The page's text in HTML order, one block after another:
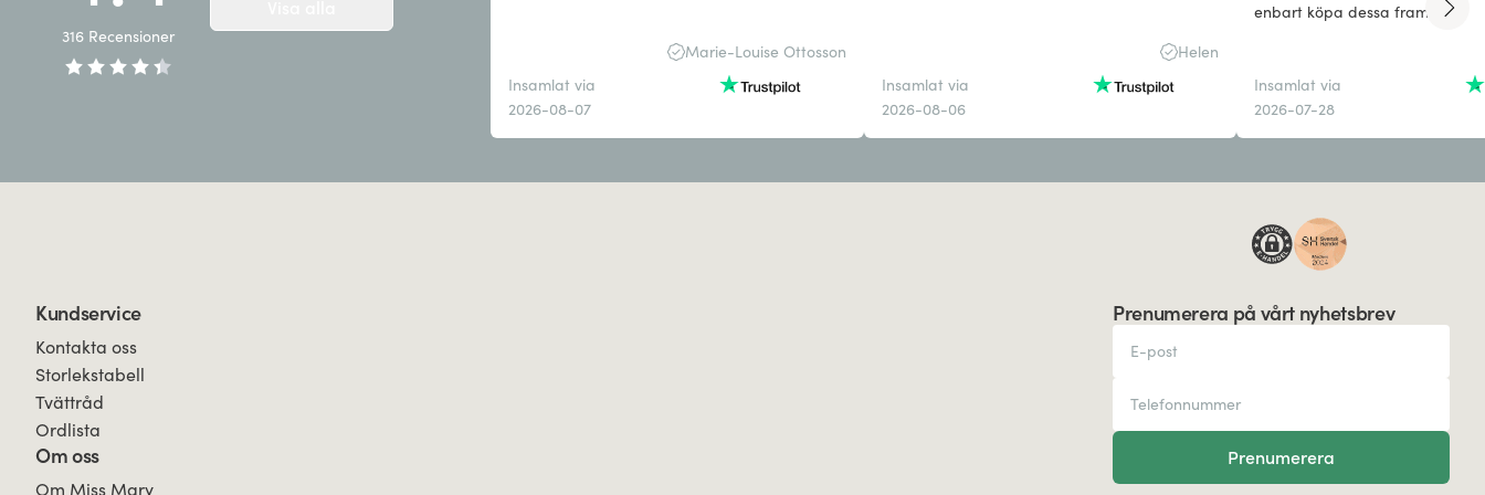
316 Recensioner
Marie-Louise Ottosson
Insamlat via
2026-08-07
Helen
Insamlat via
2026-08-06
enbart köpa dessa framöver.
Insamlat via
2026-07-28
Prenumerera på vårt nyhetsbrev
Prenumerera
Kundservice
Kontakta oss
Storlekstabell
Tvättråd
Ordlista
Om oss
Om Miss Mary